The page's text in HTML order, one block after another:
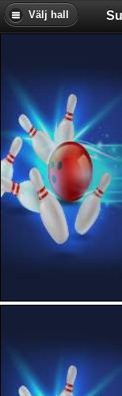
Backa Bowling & Restaurang
Birka Bowling (Stockholm)
Bollnäs Bowlinghall
Bowl-O-Rama (Stockholm)
Bowl4Joy Vårby (Stockholm)
Bowlers Eskilstuna
Bowling Bull Jakobsberg
Eksjö Bowling
Välj hall